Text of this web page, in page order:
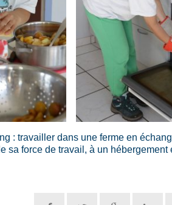
: travailler dans une ferme en
sa force de travail, à un